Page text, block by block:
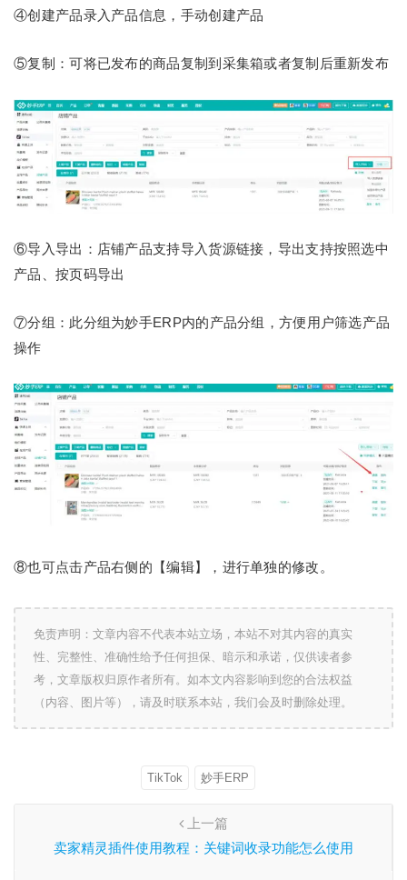
④创建产品录入产品信息，手动创建产品
⑤复制：可将已发布的商品复制到采集箱或者复制后重新发布
⑥导入导出：店铺产品支持导入货源链接，导出支持按照选中
产品、按页码导出
⑦分组：此分组为妙手ERP内的产品分组，方便用户筛选产品
操作
⑧也可点击产品右侧的【编辑】，进行单独的修改。
免责声明：文章内容不代表本站立场，本站不对其内容的真实
性、完整性、准确性给予任何担保、暗示和承诺，仅供读者参
考，文章版权归原作者所有。如本文内容影响到您的合法权益
（内容、图片等），请及时联系本站，我们会及时删除处理。
TikTok 妙手ERP
上一篇
卖家精灵插件使用教程：关键词收录功能怎么使用